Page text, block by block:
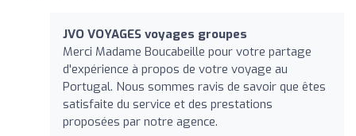
JVO VOYAGES voyages groupes
Merci Madame Boucabeille pour votre partage
d'expérience à propos de votre voyage au
Portugal. Nous sommes ravis de savoir que êtes
satisfaite du service et des prestations
proposées par notre agence.